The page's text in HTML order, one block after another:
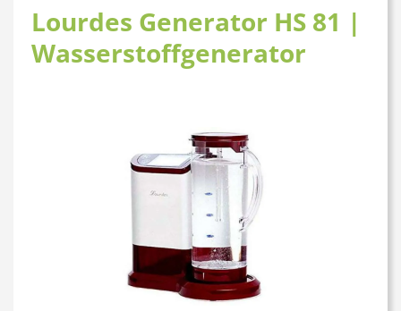
Lourdes Generator HS 81 |
Wasserstoffgenerator